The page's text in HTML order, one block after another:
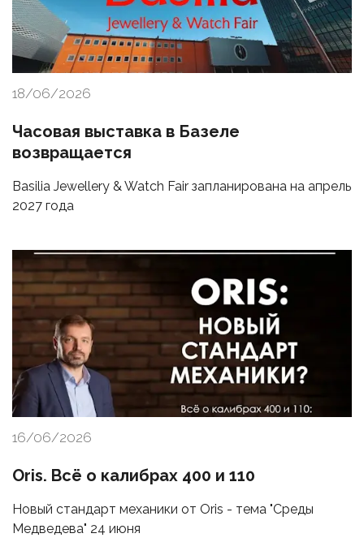
18/06/2026
Часовая выставка в Базеле
возвращается
Basilia Jewellery & Watch Fair запланирована на апрель
2027 года
16/06/2026
Oris. Всё о калибрах 400 и 110
Новый стандарт механики от Oris - тема "Среды
Медведева" 24 июня